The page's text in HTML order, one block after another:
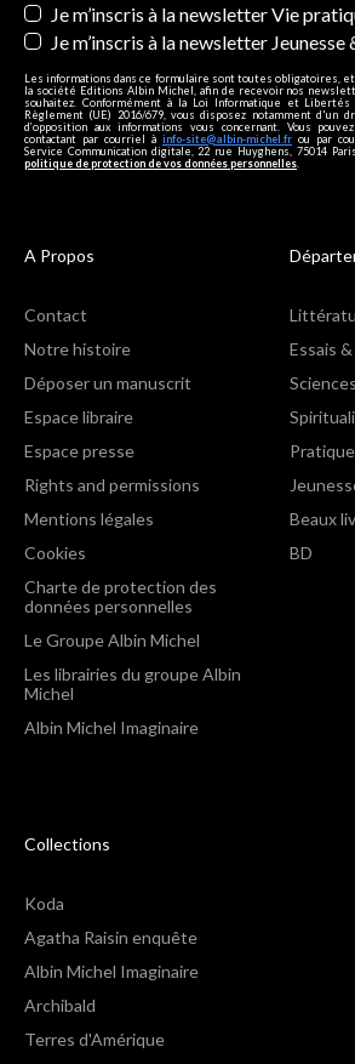
Je m’inscris à la newsletter Vie
Je m’inscris à la newsletter Jeunesse
Les informations dans ce formulaire sont toutes obligatoires,
la société Editions Albin Michel, afin de recevoir nos
souhaitez. Conformément à la Loi Informatique et
Règlement (UE) 2016/679, vous disposez notamment d'un
d’opposition aux informations vous concernant. Vous
contactant par courriel à info-site@albin-michel.fr ou par
Service Communication digitale, 22 rue Huyghens, 75014
politique de protection de vos données personnelles
A Propos
Contact
Notre histoire
Déposer un manuscrit
Espace libraire
Espace presse
Rights and permissions
Mentions légales
Cookies
Charte de protection des
données personnelles
Le Groupe Albin Michel
Les librairies du groupe Albin
Michel
Albin Michel Imaginaire
Essais
Pratique
Beaux
BD
Collections
Koda
Agatha Raisin enquête
Albin Michel Imaginaire
Archibald
Terres d'Amérique